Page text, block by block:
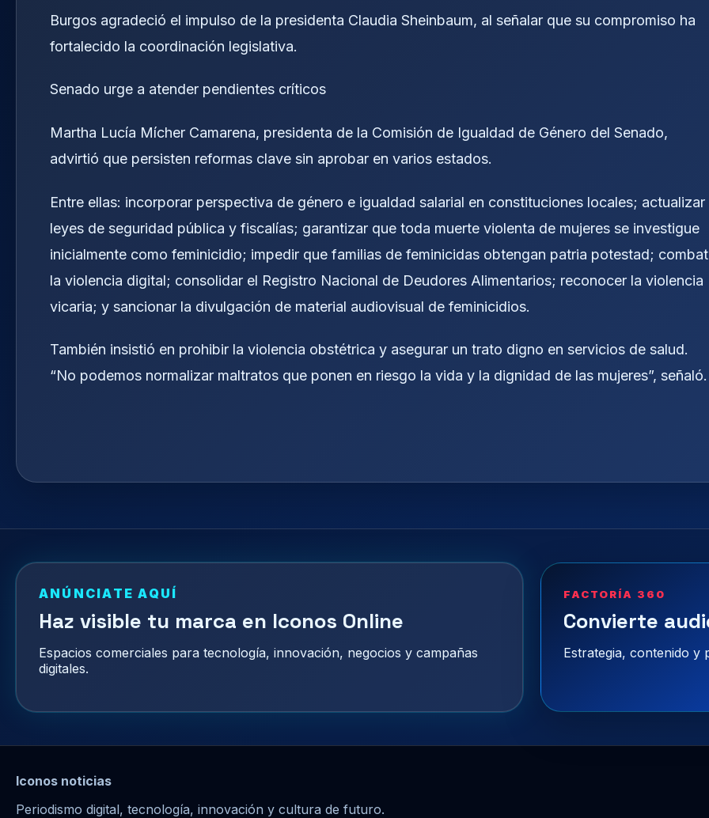
Burgos agradeció el impulso de la presidenta Claudia Sheinbaum, al señalar que su compromiso ha
fortalecido la coordinación legislativa.
Senado urge a atender pendientes críticos
Martha Lucía Mícher Camarena, presidenta de la Comisión de Igualdad de Género del Senado,
advirtió que persisten reformas clave sin aprobar en varios estados.
Entre ellas: incorporar perspectiva de género e igualdad salarial en constituciones locales; actualizar
leyes de seguridad pública y fiscalías; garantizar que toda muerte violenta de mujeres se investigue
inicialmente como feminicidio; impedir que familias de feminicidas obtengan patria potestad;
la violencia digital; consolidar el Registro Nacional de Deudores Alimentarios; reconocer la violencia
vicaria; y sancionar la divulgación de material audiovisual de feminicidios.
También insistió en prohibir la violencia obstétrica y asegurar un trato digno en servicios de salud.
“No podemos normalizar maltratos que ponen en riesgo la vida y la dignidad de las mujeres”, señaló.
ANÚNCIATE AQUÍ
Haz visible tu marca en Iconos Online
Espacios comerciales para tecnología, innovación, negocios y campañas
digitales.
FACTORÍA 360
Convierte
Estrategia, contenido y
Iconos noticias
Periodismo digital, tecnología, innovación y cultura de futuro.